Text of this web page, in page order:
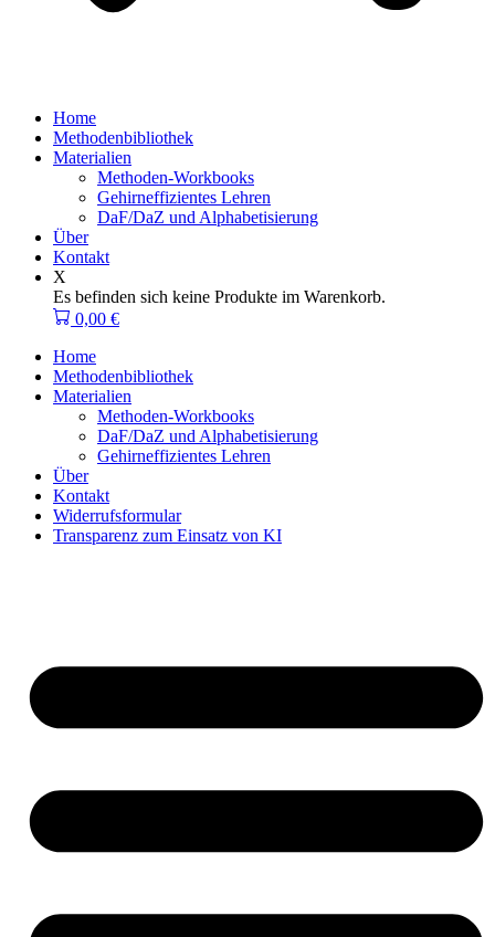
Home
Methodenbibliothek
Materialien
Methoden-Workbooks
Gehirneffizientes Lehren
DaF/DaZ und Alphabetisierung
Über
Kontakt
X
Es befinden sich keine Produkte im Warenkorb.
0,00 €
Home
Methodenbibliothek
Materialien
Methoden-Workbooks
DaF/DaZ und Alphabetisierung
Gehirneffizientes Lehren
Über
Kontakt
Widerrufsformular
Transparenz zum Einsatz von KI